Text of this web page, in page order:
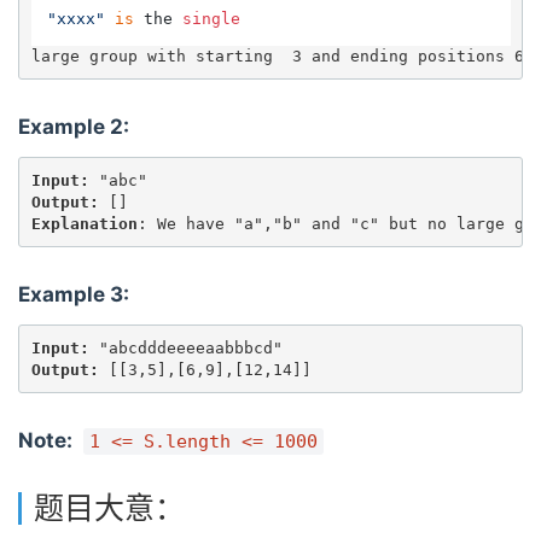
"xxxx" is the single
Example 2:
Input:
Output:
Explanation
Example 3:
Input:
Output:
[[3,5],[6,9],[12,14]]
Note: 1 <= S.length <= 1000
题目大意：